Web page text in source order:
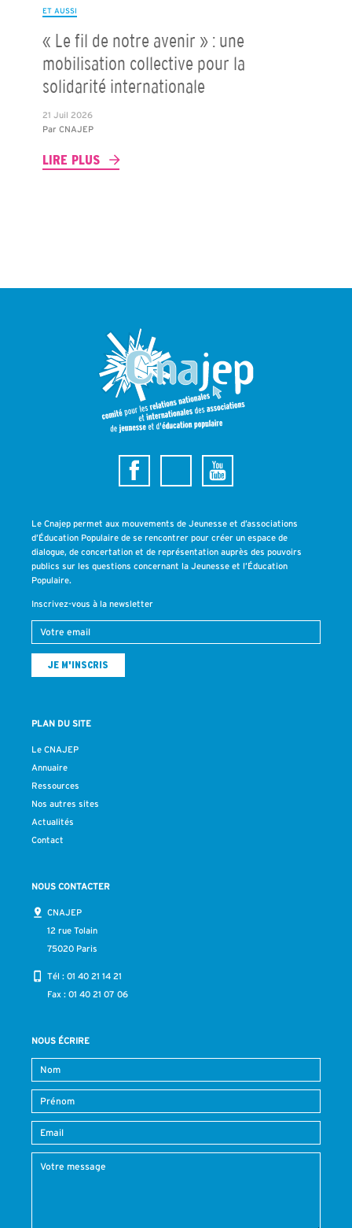
ET AUSSI
« Le fil de notre avenir » : une
mobilisation collective pour la
solidarité internationale
21 Juil 2026
Par CNAJEP
LIRE PLUS
Le Cnajep permet aux mouvements de Jeunesse et d’associations
d’Éducation Populaire de se rencontrer pour créer un espace de
dialogue, de concertation et de représentation auprès des pouvoirs
publics sur les questions concernant la Jeunesse et l’Éducation
Populaire.
Inscrivez-vous à la newsletter
PLAN DU SITE
Le CNAJEP
Annuaire
Ressources
Nos autres sites
Actualités
Contact
NOUS CONTACTER
CNAJEP
12 rue Tolain
75020 Paris
Tél : 01 40 21 14 21
Fax : 01 40 21 07 06
NOUS ÉCRIRE